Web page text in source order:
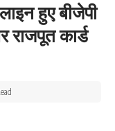
हुए बीजेपी
कार्ड